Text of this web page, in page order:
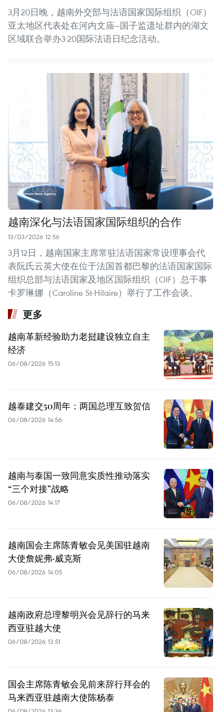
3月20日晚，越南外交部与法语国家国际组织（OIF）
亚太地区代表处在河内文庙—国子监遗址群内的湖文
区域联合举办3·20国际法语日纪念活动。
越南深化与法语国家国际组织的合作
13/03/2026 12:56
3月12日，越南国家主席常驻法语国家常设理事会代
表阮氏云英大使在位于法国首都巴黎的法语国家国际
组织总部与法语国家及地区国际组织（OIF）总干事
卡罗琳娜（Caroline St-Hilaire）举行了工作会谈。
更多
越南革新经验助力老挝建设独立自主
经济
06/08/2026 15:13
越泰建交50周年：两国总理互致贺信
06/08/2026 14:56
越南与泰国一致同意实质性推动落实
“三个对接”战略
06/08/2026 14:17
越南国会主席陈青敏会见美国驻越南
大使詹妮弗·威克斯
06/08/2026 14:05
越南政府总理黎明兴会见辞行的马来
西亚驻越大使
06/08/2026 13:51
国会主席陈青敏会见前来辞行拜会的
马来西亚驻越南大使陈杨泰